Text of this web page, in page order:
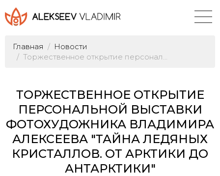
Главная
Новости
Торжественное открытие персональной выставки фотохудожника Владимира Алексеева "Тайна ледяных кристаллов. От Арктики до Антарктики"
ТОРЖЕСТВЕННОЕ ОТКРЫТИЕ
ПЕРСОНАЛЬНОЙ ВЫСТАВКИ
ФОТОХУДОЖНИКА ВЛАДИМИРА
АЛЕКСЕЕВА "ТАЙНА ЛЕДЯНЫХ
КРИСТАЛЛОВ. ОТ АРКТИКИ ДО
АНТАРКТИКИ"